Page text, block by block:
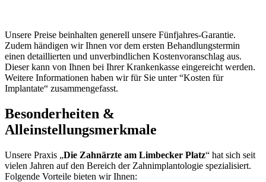
Unsere Preise beinhalten generell unsere Fünfjahres-Garantie.
Zudem händigen wir Ihnen vor dem ersten Behandlungstermin
einen detaillierten und unverbindlichen Kostenvoranschlag aus.
Dieser kann von Ihnen bei Ihrer Krankenkasse eingereicht werden.
Weitere Informationen haben wir für Sie unter “Kosten für
Implantate“ zusammengefasst.
Besonderheiten &
Alleinstellungsmerkmale
Unsere Praxis „Die Zahnärzte am Limbecker Platz“ hat sich seit
vielen Jahren auf den Bereich der Zahnimplantologie spezialisiert.
Folgende Vorteile bieten wir Ihnen: